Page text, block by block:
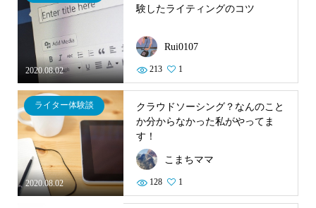
2020.08.02
験したライティングのコツ
Rui0107
213 1
2020.08.02
ライター体験談
クラウドソーシング？なんのこと
か分からなかった私がやってま
す！
こまちママ
128 1